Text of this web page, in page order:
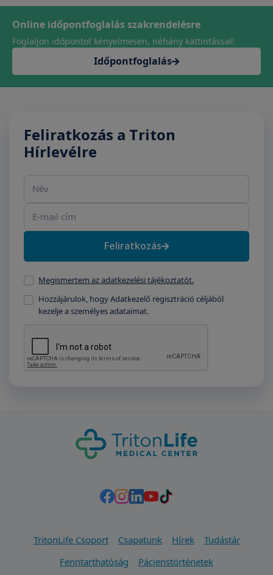
Online időpontfoglalás szakrendelésre
Foglaljon időpontot kényelmesen, néhány kattintással!
Időpontfoglalás
Feliratkozás a Triton
Hírlevélre
Név
E-mail cím
Feliratkozás
Megismertem az adatkezelési tájékoztatót.
Hozzájárulok, hogy Adatkezelő regisztráció céljából
kezelje a személyes adataimat.
TritonLife Csoport Csapatunk Hírek
Tudástár
Fenntarthatóság
Pácienstörténetek